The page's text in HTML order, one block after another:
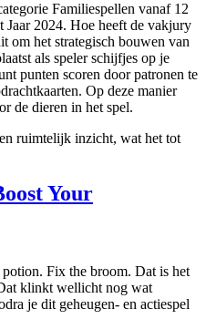
Familiespellen vanaf 12
Jaar 2024. Hoe heeft de vakjury
om het strategisch bouwen van
als speler schijfjes op je
punten scoren door patronen te
Op deze manier
de dieren in het spel.
ruimtelijk inzicht, wat het tot
Your
Fix the broom. Dat is het
klinkt wellicht nog wat
je dit geheugen- en actiespel